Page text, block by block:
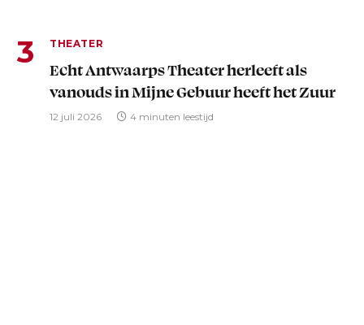
THEATER
Echt Antwaarps Theater herleeft als
vanouds in Mijne Gebuur heeft het Zuur
12 juli 2026 4 minuten leestijd